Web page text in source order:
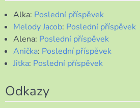
Alka: Poslední příspěvek
Melody Jacob: Poslední příspěvek
Alena: Poslední příspěvek
Anička: Poslední příspěvek
Jitka: Poslední příspěvek
Odkazy